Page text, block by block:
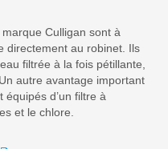
Culligan sont à
directement au robinet. Ils
filtrée à la fois pétillante,
autre avantage important
équipés d’un filtre à
et le chlore.